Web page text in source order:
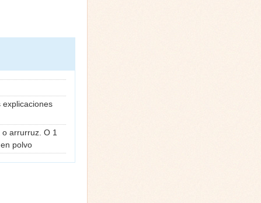
explicaciones
arrurruz. O 1
polvo